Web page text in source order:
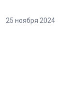
25 ноября 2024